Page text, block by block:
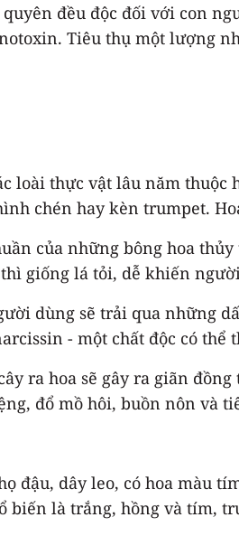
quyên đều độc đối với con
Tiêu thụ một lượng
loài thực vật lâu năm thuộc
chén hay kèn trumpet.
của những bông hoa
giống lá tỏi, dễ khiến
dùng sẽ trải qua những
- một chất độc có thể
ra hoa sẽ gây ra giãn
đổ mồ hôi, buồn nôn và
đậu, dây leo, có hoa màu
biến là trắng, hồng và tím,